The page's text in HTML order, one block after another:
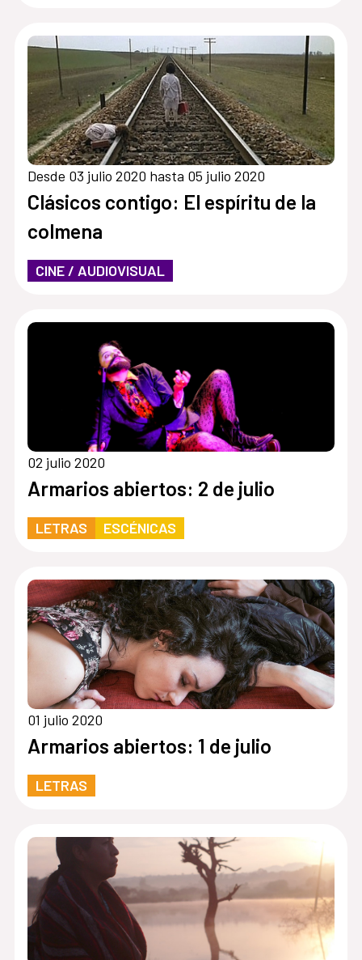
Desde 03 julio 2020 hasta 05 julio 2020
Clásicos contigo: El espíritu de la
colmena
CINE / AUDIOVISUAL
02 julio 2020
Armarios abiertos: 2 de julio
LETRAS ESCÉNICAS
01 julio 2020
Armarios abiertos: 1 de julio
LETRAS